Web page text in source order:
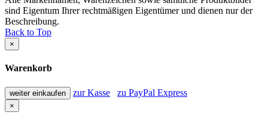
sind Eigentum Ihrer rechtmäßigen Eigentümer und dienen nur der
Beschreibung.
Back to Top
×
Warenkorb
weiter einkaufen zur Kasse zu PayPal Express
×